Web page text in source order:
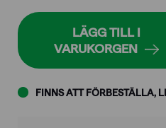
FINNS ATT FÖRBESTÄLLA,
Up
Bar
mängd
LÄGG TILL I
VARUKORGEN